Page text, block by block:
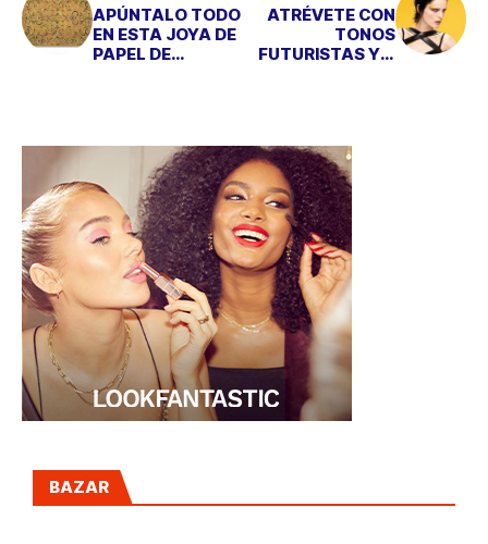
APÚNTALO TODO
EN ESTA JOYA DE
PAPEL DE
ATRÉVETE CON
TONOS
FUTURISTAS Y...
BAZAR